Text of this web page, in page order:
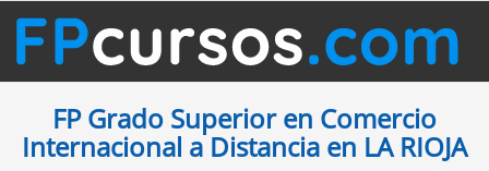
FP Grado Superior en Comercio
Internacional a Distancia en LA RIOJA